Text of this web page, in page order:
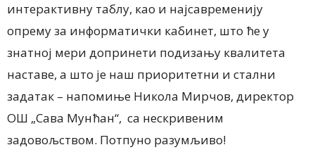
интерактивну таблу, као и најсавременију
опрему за информатички кабинет, што ће у
знатној мери допринети подизању квалитета
наставе, а што је наш приоритетни и стални
задатак – напомиње Никола Мирчов, директор
ОШ „Сава Мунћан“, са нескривеним
задовољством. Потпуно разумљиво!